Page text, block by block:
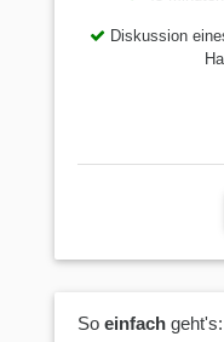
Diskussion
So einfachgeht's: